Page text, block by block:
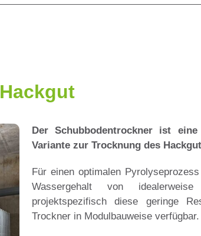
Der Schubbodentrockner ist
Variante zur Trocknung des
Für einen optimalen
Wassergehalt von
projektspezifisch diese geringe
Trockner in Modulbauweise verfügbar.